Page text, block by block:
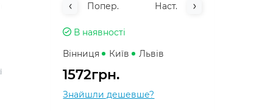
Попер. Наст.
В наявності
Вінниця
Київ Львів
1572грн.
Знайшли дешевше?